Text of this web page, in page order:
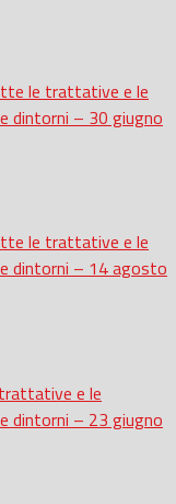
le trattative e le
dintorni – 30 giugno
le trattative e le
dintorni – 14 agosto
e le
dintorni – 23 giugno